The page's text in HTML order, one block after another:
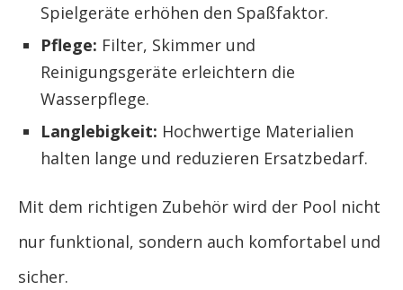
Spielgeräte erhöhen den Spaßfaktor.
Pflege: Filter, Skimmer und
Reinigungsgeräte erleichtern die
Wasserpflege.
Langlebigkeit: Hochwertige Materialien
halten lange und reduzieren Ersatzbedarf.
Mit dem richtigen Zubehör wird der Pool nicht
nur funktional, sondern auch komfortabel und
sicher.